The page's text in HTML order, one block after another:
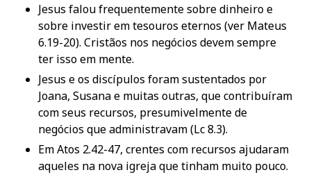
Jesus falou frequentemente sobre dinheiro e
sobre investir em tesouros eternos (ver Mateus
6.19-20). Cristãos nos negócios devem sempre
ter isso em mente.
Jesus e os discípulos foram sustentados por
Joana, Susana e muitas outras, que contribuíram
com seus recursos, presumivelmente de
negócios que administravam (Lc 8.3).
Em Atos 2.42-47, crentes com recursos ajudaram
aqueles na nova igreja que tinham muito pouco.